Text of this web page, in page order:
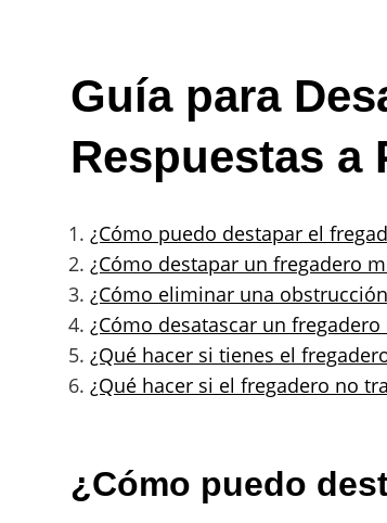
Guía para
Respuestas a
¿Cómo puedo destapar el
¿Cómo destapar un fregadero
¿Cómo eliminar una
¿Cómo desatascar un
¿Qué hacer si tienes el
¿Qué hacer si el fregadero no
¿Cómo puedo